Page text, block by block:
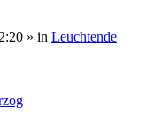
» in Leuchtende